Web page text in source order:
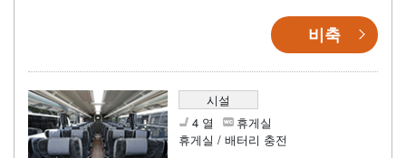
비축
시설
4 열
휴게실
휴게실 / 배터리 충전